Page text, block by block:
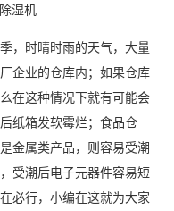
湿机
时晴时雨的天气，大量
企业的仓库内；如果仓库
在这种情况下就有可能会
纸箱发软霉烂；食品仓
金属类产品，则容易受潮
受潮后电子元器件容易短
必行，小编在这就为大家